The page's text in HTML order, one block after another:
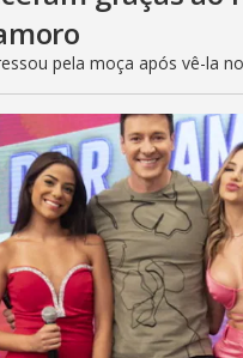
pela moça após vê-la